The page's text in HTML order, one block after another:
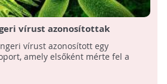
vírust azonosítottak
vírust azonosított egy
amely elsőként mérte fel a